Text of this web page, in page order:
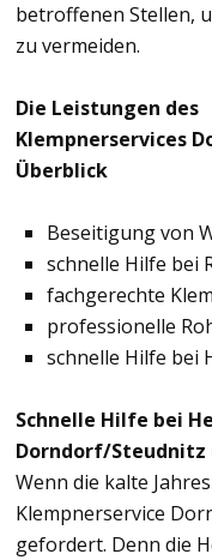
betroffenen Stellen,
zu vermeiden.
Die Leistungen des
Klempnerservices
Überblick
Beseitigung von
schnelle Hilfe bei
fachgerechte
professionelle
schnelle Hilfe bei
Schnelle Hilfe bei
Dorndorf/Steudnitz
Wenn die kalte
Klempnerservice
gefordert. Denn die